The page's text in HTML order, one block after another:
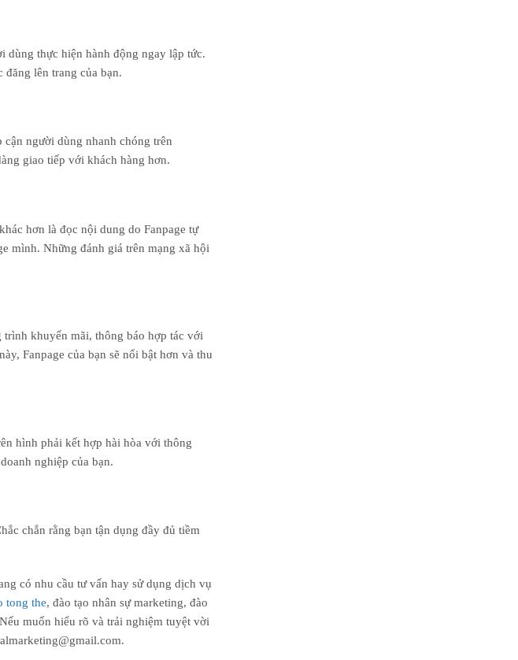
dùng thực hiện hành động ngay lập tức.
lên trang của bạn.
người dùng nhanh chóng trên
giao tiếp với khách hàng hơn.
hơn là đọc nội dung do Fanpage tự
mình. Những đánh giá trên mạng xã hội
khuyến mãi, thông báo hợp tác với
Fanpage của bạn sẽ nổi bật hơn và thu
hình phải kết hợp hài hòa với thông
nghiệp của bạn.
chắn rằng bạn tận dụng đầy đủ tiềm
có nhu cầu tư vấn hay sử dụng dịch vụ
tong the, đào tạo nhân sự marketing, đào
muốn hiểu rõ và trải nghiệm tuyệt vời